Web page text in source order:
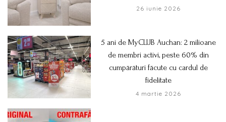
26 iunie 2026
5 ani de MyCLUB Auchan: 2 milioane
de membri activi, peste 60% din
cumpărături făcute cu cardul de
fidelitate
4 martie 2026